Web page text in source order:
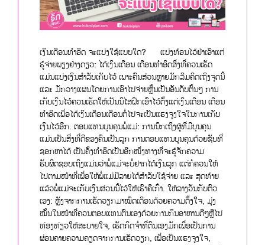
ເງິນເດືອນທຳອິດ ຈະແບ່ງໃຊ້ແບບໃດ? ແບ່ງທ້ອນໄວ້ຢ່າເອົາແຕ່
ຮູ້ຈ່າຍພຽງຢ່າງດຽວ: ໄດ້ເງິນເດືອນ ເດືອນທຳອິດສິ່ງທີ່ຄວນເຮັດ
ແມ່ນແບ່ງເງິນສຳລັບເກັບໄວ້ ເພາະຄົນສ່ວນຫຼາຍມັກລືມຄິດເຖິງຈຸດນີ້
ແລະ ມັກວາງແຜນໂດຍການເອົາໄປຈ່າຍຫຼິ້ນເປັນອັນດັບຕົ້ນໆ ການ
ເກັບເງິນໄວ້ຄວນເຮັດໃຫ້ເປັນນິໄສຝຶກເອົາໄວ້ຕັ້ງແຕ່ເງິນເດືອນ ເດືອນ
ທຳອິດເພື່ອໄດ້ເງິນເດືອນເດືອນຕໍ່ໄປຈະເປັນແຮງຈູງໃຈໃນການເກັບ
ເງິນໄວ້ອີກ. ຕອບແທນບຸນຄຸນພໍ່ແມ່: ການນຶກເຖິງຜູ້ທີ່ມີບຸນຄຸນ
ແມ່ນເປັນສິ່ງທີ່ດີຂອງຄົນເປັນລູກ ການຕອບແທນບຸນຄຸນດ້ວຍຊັບທີ່
ຊອກຫາໄດ້ ເປັນຄັ້ງທຳອິດເປັນອີກໜຶ່ງທາງທີ່ຈະຮູ້ຈັກຄວາມ
ຮັບຜິດຊອບເຖິງແມ່ນວ່າພໍ່ແມ່ຈະບໍ່ຢາກໄດ້ເງິນລູກ ແຕ່ກໍຄວນໃຫ້
ໄປຕາມໜ້າທີ່ເພື່ອໃຫ້ພໍ່ແມ່ມີລາຍໄດ້ສຳລັບໃຊ້ຈ່າຍ ແລະ ສຸດທ້າຍ
ແລ້ວພໍ່ແມ່ຈະເກັບເງິນສ່ວນນີ້ໄວ້ໃຫ້ເຮົາຄືເກົ່າ. ໃຫ້ລາງວັນກັບຕົວ
ເອງ: ຫຼັງຈາກການເຮັດວຽກມາໝົດເດືອນດ້ວຍຄວາມຕັ້ງໃຈ, ມຸ່ງ
ໝັ້ນໃນໜ້າທີ່ຄວນຕອບແທນຕົນເອງດ້ວຍການກິນອາຫານດີໆຫຼືໄປ
ທ່ອງທ່ຽວໃຫ້ສະບາຍໃຈ, ເຮັດກິດຈຳທີ່ຕົນເອງມັກເພື່ອເປັນການ
ຜ່ອນຄາຍຄວາມຄຽດຈາກການເຮັດວຽກ, ເພື່ອເປັນແຮງຈູງໃຈ,